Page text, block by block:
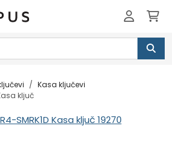
Kasa ključevi
ključ